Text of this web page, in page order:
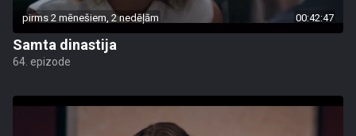
pirms 2 mēnešiem, 2 nedēļām 00:42:47
Samta dinastija
64. epizode